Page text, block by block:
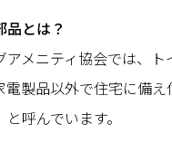
とは？
アメニティ協会では、
電製品以外で住宅に備
呼んでいます。